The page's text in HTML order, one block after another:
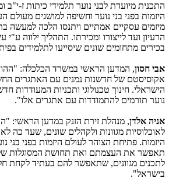
התכנית מיועדת לבני נוער תלמידי כיתות ז-י"ב
היזמות בפני בני נוער וחשיפה למושגים מעולם
מיזמים עסקיים אמתיים ויתנסו הלכה למעשה
הרעיון ועד לייצורו ומכירתו. התהליך ילווה
בכירים מתחומים שונים שיסייעו לתלמידים
אבי חסון, המדען הראשי במשרד הכלכלה: "ההון
אקוסיסטם של חדשנות נמנים עם האתגרים
הישראלי. חינוך טכנולוגי ותכניות המעודדות
נוער תורמים להתמודדות עם אתגרים אלו".
אניה אלדן, מנהלת זירת הזנק במדען הראשי:
לאוכלוסיות מגוונות ולקהלים שונים, שעד כה
היזמות. פתיחת הצוהר לעולם היזמות בפני בני
תאפשר את העצמתם ואת תחושת המסוגלות
לתכנים מגוונים, שתאפשר להם בעתיד לקחת
בישראל".